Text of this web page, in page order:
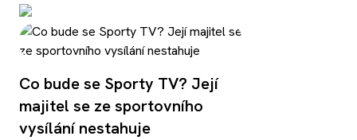
Co bude se Sporty TV? Její
majitel se ze sportovního
vysílání nestahuje